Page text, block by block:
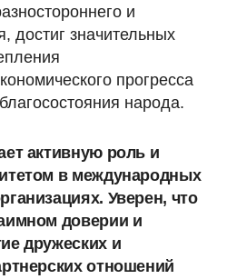
и
достиг значительных
прогресса
народа.
активную роль и
в международных
Уверен, что
доверии и
дружеских и
отношений